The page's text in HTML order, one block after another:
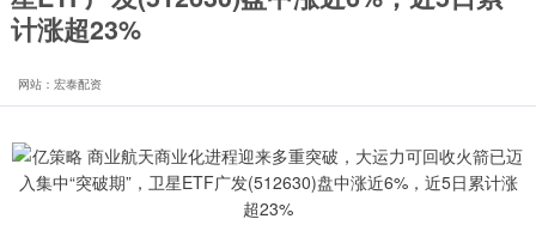
计涨超23%
网站：宏泰配资